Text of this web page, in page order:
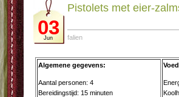
03
Jun
Pistolets met eier-
falien
Algemene gegevens:
Aantal personen: 4
Bereidingstijd: 15 minuten